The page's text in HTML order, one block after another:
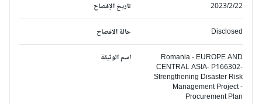
تاريخ الإفصاح 2023/2/22
حالة الافصاح Disclosed
اسم الوثيقة
Romania - EUROPE AND
CENTRAL ASIA- P166302-
Strengthening Disaster Risk
Management Project -
Procurement Plan